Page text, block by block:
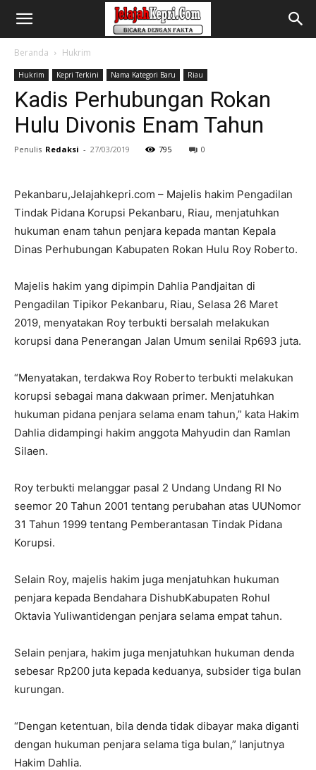
Beranda Hukrim
Hukrim Kepri Terkini Nama Kategori Baru Riau
Kadis Perhubungan Rokan
Hulu Divonis Enam Tahun
Penulis Redaksi - 27/03/2019 795 0
Pekanbaru,Jelajahkepri.com – Majelis hakim Pengadilan
Tindak Pidana Korupsi Pekanbaru, Riau, menjatuhkan
hukuman enam tahun penjara kepada mantan Kepala
Dinas Perhubungan Kabupaten Rokan Hulu Roy Roberto.
Majelis hakim yang dipimpin Dahlia Pandjaitan di
Pengadilan Tipikor Pekanbaru, Riau, Selasa 26 Maret
2019, menyatakan Roy terbukti bersalah melakukan
korupsi dana Penerangan Jalan Umum senilai Rp693 juta.
“Menyatakan, terdakwa Roy Roberto terbukti melakukan
korupsi sebagai mana dakwaan primer. Menjatuhkan
hukuman pidana penjara selama enam tahun,” kata Hakim
Dahlia didampingi hakim anggota Mahyudin dan Ramlan
Silaen.
Roy terbukti melanggar pasal 2 Undang Undang RI No
seemor 20 Tahun 2001 tentang perubahan atas UUNomor
31 Tahun 1999 tentang Pemberantasan Tindak Pidana
Korupsi.
Selain Roy, majelis hakim juga menjatuhkan hukuman
penjara kepada Bendahara DishubKabupaten Rohul
Oktavia Yuliwantidengan penjara selama empat tahun.
Selain penjara, hakim juga menjatuhkan hukuman denda
sebesar Rp200 juta kepada keduanya, subsider tiga bulan
kurungan.
“Dengan ketentuan, bila denda tidak dibayar maka diganti
dengan hukuman penjara selama tiga bulan,” lanjutnya
Hakim Dahlia.